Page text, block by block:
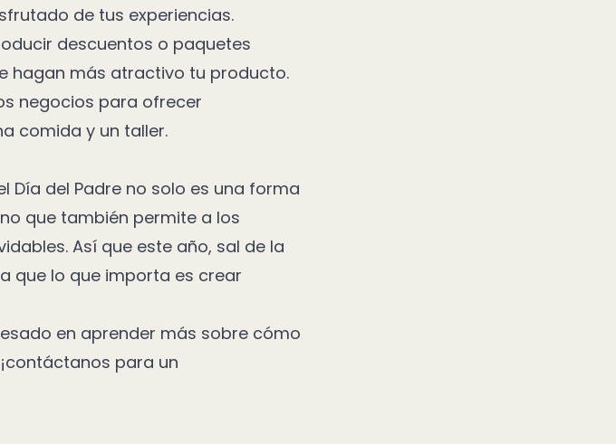
de tus experiencias.
descuentos o paquetes
hagan más atractivo tu producto.
negocios para ofrecer
comida y un taller.
Día del Padre no solo es una forma
que también permite a los
Así que este año, sal de la
que lo que importa es crear
en aprender más sobre cómo
para un